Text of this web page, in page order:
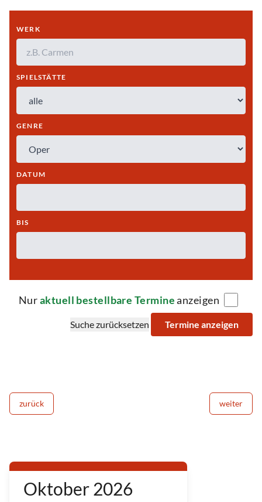
WERK
SPIELSTÄTTE
GENRE
DATUM
BIS
Nuraktuell bestellbare Termineanzeigen
Suche zurücksetzen Termine anzeigen
zurück weiter
Oktober 2026